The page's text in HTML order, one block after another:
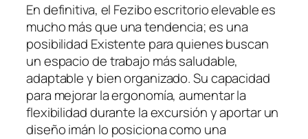
En definitiva, el Fezibo escritorio elevable es
mucho más que una tendencia; es una
posibilidad Existente para quienes buscan
un espacio de trabajo más saludable,
adaptable y bien organizado. Su capacidad
para mejorar la ergonomía, aumentar la
flexibilidad durante la excursión y aportar un
diseño imán lo posiciona como una